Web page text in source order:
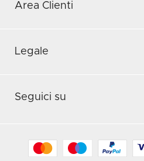
Area Clienti
Legale
Seguici su